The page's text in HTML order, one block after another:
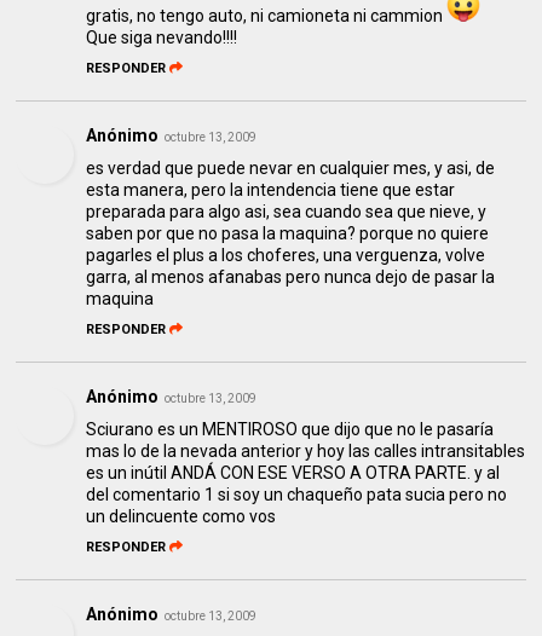
gratis, no tengo auto, ni camioneta ni cammion
Que siga nevando!!!!
RESPONDER
Anónimo octubre 13, 2009
es verdad que puede nevar en cualquier mes, y asi, de
esta manera, pero la intendencia tiene que estar
preparada para algo asi, sea cuando sea que nieve, y
saben por que no pasa la maquina? porque no quiere
pagarles el plus a los choferes, una verguenza, volve
garra, al menos afanabas pero nunca dejo de pasar la
maquina
RESPONDER
Anónimo octubre 13, 2009
Sciurano es un MENTIROSO que dijo que no le pasaría
mas lo de la nevada anterior y hoy las calles intransitables
es un inútil ANDÁ CON ESE VERSO A OTRA PARTE. y al
del comentario 1 si soy un chaqueño pata sucia pero no
un delincuente como vos
RESPONDER
Anónimo octubre 13, 2009